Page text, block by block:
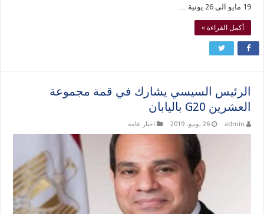
19 مايو الى 26 يونية …
أكمل القراءة »
الرئيس السيسي يشارك في قمة مجموعة
العشرين G20 باليابان
admin 26 يونيو، 2019 اخبار عامة